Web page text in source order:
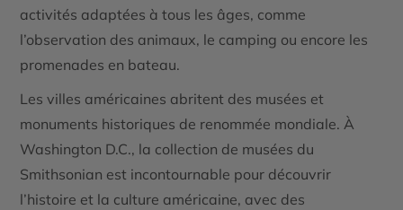
activités adaptées à tous les âges, comme
l’observation des animaux, le camping ou encore les
promenades en bateau.
Les villes américaines abritent des musées et
monuments historiques de renommée mondiale. À
Washington D.C., la collection de musées du
Smithsonian est incontournable pour découvrir
l’histoire et la culture américaine, avec des